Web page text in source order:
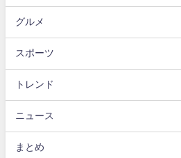
グルメ
スポーツ
トレンド
ニュース
まとめ